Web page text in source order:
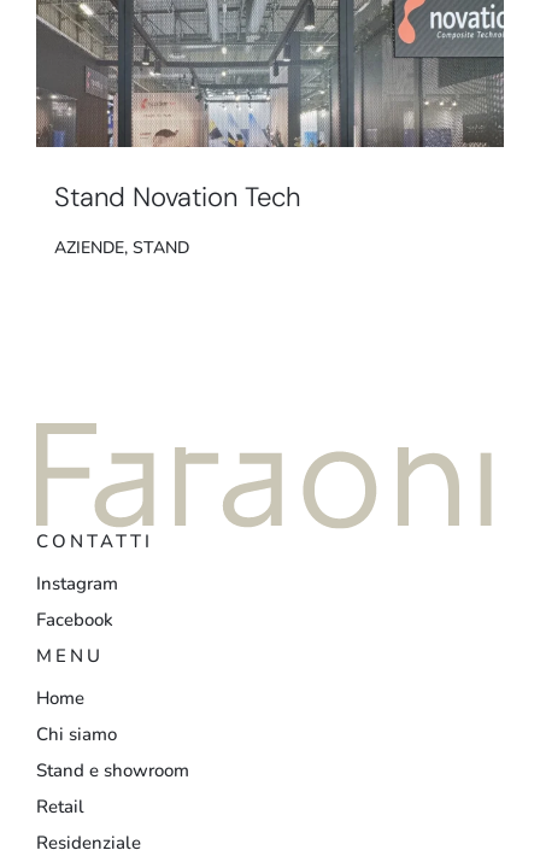
Stand Novation Tech
AZIENDE, STAND
CONTATTI
Instagram
Facebook
MENU
Home
Chi siamo
Stand e showroom
Retail
Residenziale